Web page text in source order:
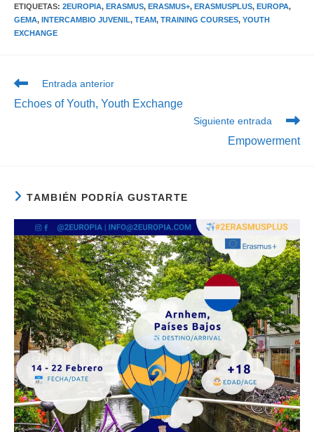
ETIQUETAS: 2EUROPIA, ERASMUS, ERASMUS+, ERASMUSPLUS, EUROPA,
GEMA, INTERCAMBIO JUVENIL, TEAM, TRAINING COURSES, YOUTH
EXCHANGE
Leer
artículos
Entrada anterior
Echoes of Youth, Youth Exchange
Siguiente entrada
Empowerment
TAMBIÉN PODRÍA GUSTARTE